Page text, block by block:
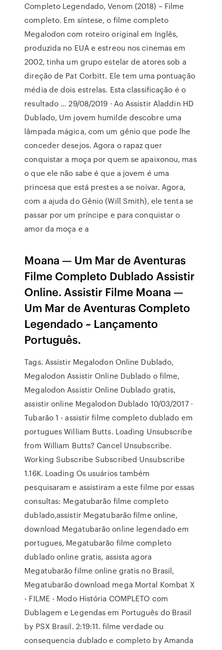
Completo Legendado, Venom (2018) – Filme
completo. Em síntese, o filme completo
Megalodon com roteiro original em Inglês,
produzida no EUA e estreou nos cinemas em
2002, tinha um grupo estelar de atores sob a
direção de Pat Corbitt. Ele tem uma pontuação
média de dois estrelas. Esta classificação é o
resultado … 29/08/2019 · Ao Assistir Aladdin HD
Dublado, Um jovem humilde descobre uma
lâmpada mágica, com um gênio que pode lhe
conceder desejos. Agora o rapaz quer
conquistar a moça por quem se apaixonou, mas
o que ele não sabe é que a jovem é uma
princesa que está prestes a se noivar. Agora,
com a ajuda do Gênio (Will Smith), ele tenta se
passar por um príncipe e para conquistar o
amor da moça e a
Moana — Um Mar de Aventuras
Filme Completo Dublado Assistir
Online. Assistir Filme Moana —
Um Mar de Aventuras Completo
Legendado ~ Lançamento
Português.
Tags. Assistir Megalodon Online Dublado,
Megalodon Assistir Online Dublado o filme,
Megalodon Assistir Online Dublado gratis,
assistir online Megalodon Dublado 10/03/2017 ·
Tubarão 1 - assistir filme completo dublado em
portugues William Butts. Loading Unsubscribe
from William Butts? Cancel Unsubscribe.
Working Subscribe Subscribed Unsubscribe
1.16K. Loading Os usuários também
pesquisaram e assistiram a este filme por essas
consultas: Megatubarão filme completo
dublado,assistir Megatubarão filme online,
download Megatubarão online legendado em
portugues, Megatubarão filme completo
dublado online gratis, assista agora
Megatubarão filme online gratis no Brasil,
Megatubarão download mega Mortal Kombat X
- FILME - Modo História COMPLETO com
Dublagem e Legendas em Português do Brasil
by PSX Brasil. 2:19:11. filme verdade ou
consequencia dublado e completo by Amanda